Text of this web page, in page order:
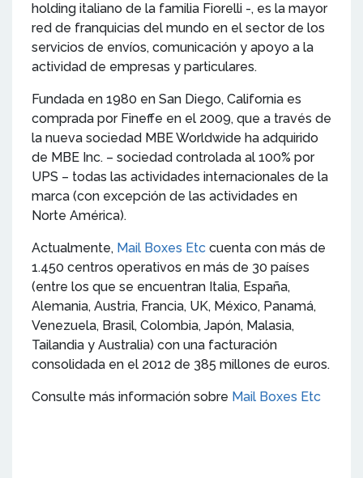
holding italiano de la familia Fiorelli -, es la mayor
red de franquicias del mundo en el sector de los
servicios de envíos, comunicación y apoyo a la
actividad de empresas y particulares.
Fundada en 1980 en San Diego, California es
comprada por Fineffe en el 2009, que a través de
la nueva sociedad MBE Worldwide ha adquirido
de MBE Inc. – sociedad controlada al 100% por
UPS – todas las actividades internacionales de la
marca (con excepción de las actividades en
Norte América).
Actualmente, Mail Boxes Etc cuenta con más de
1.450 centros operativos en más de 30 países
(entre los que se encuentran Italia, España,
Alemania, Austria, Francia, UK, México, Panamá,
Venezuela, Brasil, Colombia, Japón, Malasia,
Tailandia y Australia) con una facturación
consolidada en el 2012 de 385 millones de euros.
Consulte más información sobre Mail Boxes Etc